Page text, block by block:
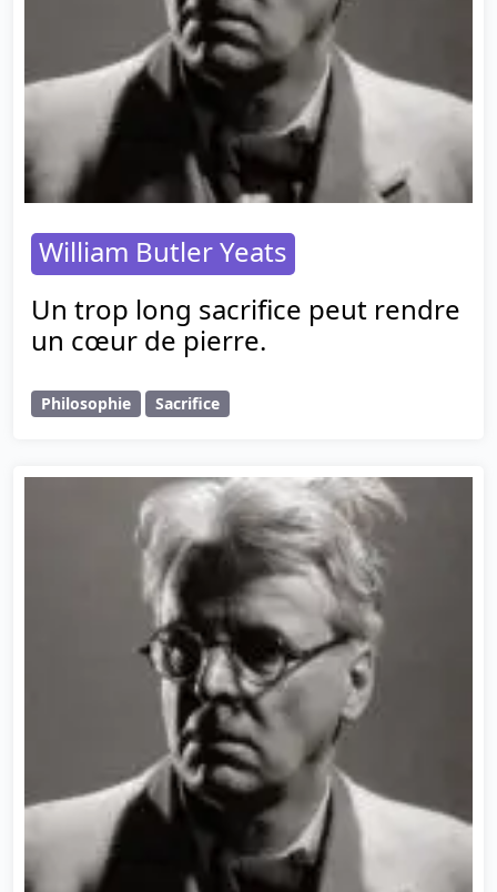
William Butler Yeats
Un trop long sacrifice peut rendre
un cœur de pierre.
Philosophie Sacrifice